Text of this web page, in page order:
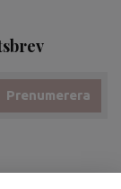
Prenumerera